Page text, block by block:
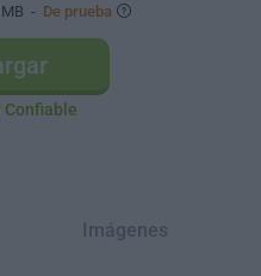
- De prueba
Confiable
Imágenes